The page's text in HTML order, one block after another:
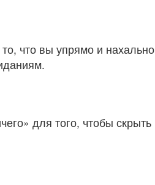
что вы упрямо и нахально
для того, чтобы скрыть